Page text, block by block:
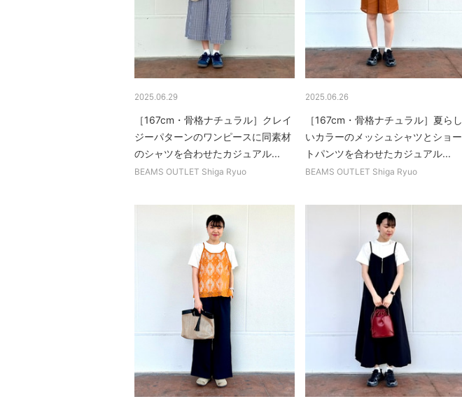
2025.06.29
［167cm・骨格ナチュラル］クレイ
ジーパターンのワンピースに同素材
のシャツを合わせたカジュアル...
BEAMS OUTLET Shiga Ryuo
2025.06.26
［167cm・骨格ナチュラル］夏らし
いカラーのメッシュシャツとショー
トパンツを合わせたカジュアル...
BEAMS OUTLET Shiga Ryuo